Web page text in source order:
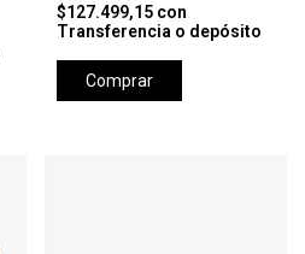
$127.499,15 con
Transferencia o depósito
Comprar